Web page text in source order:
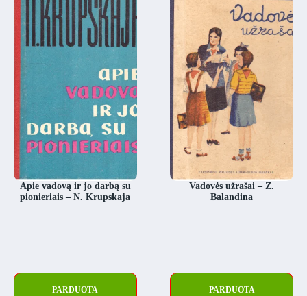
Apie vadovą ir jo darbą su
pionieriais – N. Krupskaja
PARDUOTA
Vadovės užrašai – Z.
Balandina
PARDUOTA